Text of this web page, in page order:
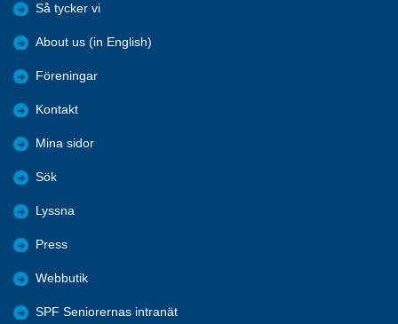
Så tycker vi
About us (in English)
Föreningar
Kontakt
Mina sidor
Sök
Lyssna
Press
Webbutik
SPF Seniorernas intranät